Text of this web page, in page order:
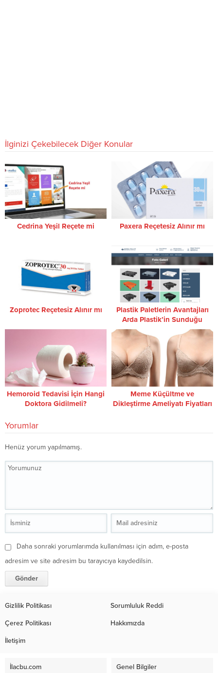
İlginizi Çekebilecek Diğer Konular
Cedrina Yeşil Reçete mi Paxera Reçetesiz Alınır mı
Zoprotec Reçetesiz Alınır mı
Plastik Paletlerin Avantajları
Arda Plastik’in Sunduğu
Hemoroid Tedavisi İçin Hangi
Doktora Gidilmeli?
Meme Küçültme ve
Dikleştirme Ameliyatı Fiyatları
Yorumlar
Henüz yorum yapılmamış.
Daha sonraki yorumlarımda kullanılması için adım, e-posta
adresim ve site adresim bu tarayıcıya kaydedilsin.
Gizlilik Politikası Sorumluluk Reddi
Çerez Politikası Hakkımızda
İletişim
İlacbu.com Genel Bilgiler